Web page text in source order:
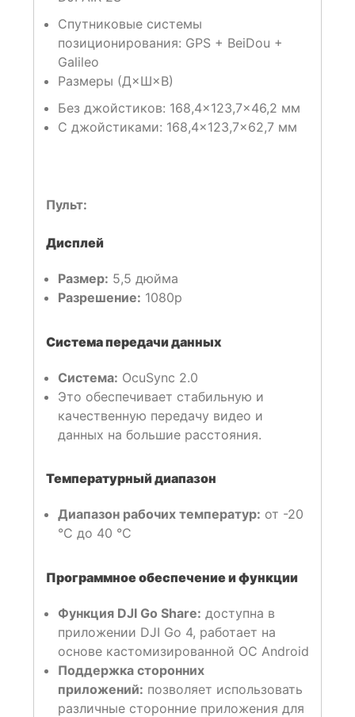
Спутниковые системы
позиционирования: GPS + BeiDou +
Galileo
Размеры (Д×Ш×В)
Без джойстиков: 168,4×123,7×46,2 мм
С джойстиками: 168,4×123,7×62,7 мм
Пульт:
Дисплей
Размер: 5,5 дюйма
Разрешение: 1080p
Система передачи данных
Система: OcuSync 2.0
Это обеспечивает стабильную и
качественную передачу видео и
данных на большие расстояния.
Температурный диапазон
Диапазон рабочих температур: от -20
°C до 40 °C
Программное обеспечение и функции
Функция DJI Go Share: доступна в
приложении DJI Go 4, работает на
основе кастомизированной ОС Android
Поддержка сторонних
приложений: позволяет использовать
различные сторонние приложения для